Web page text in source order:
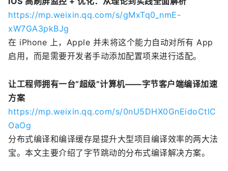
https://mp.weixin.qq.com/s/gMxTq0_nmE-
xW7GA3pkBJg
在 iPhone 上，Apple 并未将这个能力自动对所有 App
启用，而是需要开发者手动添加配置项来进行适配。
让工程师拥有一台“超级”计算机——字节客户端编译加速
方案
https://mp.weixin.qq.com/s/0nU5DHX0GnEidoCtlC
OaOg
分布式编译和编译缓存是提升大型项目编译效率的两大法
宝。本文主要介绍了字节跳动的分布式编译解决方案。